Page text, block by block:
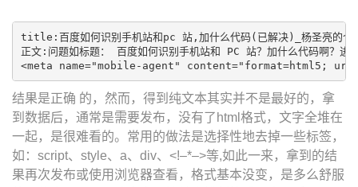
title:百度如何识别手机站和pc 站,加什么代码(已解决)_杨圣亮的个
正文:问题如标题： 百度如何识别手机站和 PC 站？加什么代码啊
<meta name="mobile-agent" content="format=html5;
结果是正确 的，然而，得到纯文本其实并不是最好的，拿
到数据后，通常是需要发布，没有了html格式，文字全堆在
一起，是很难看的。常用的做法是选择性地去掉一些标签，
如：script、style、a、div、<!–*–>等,如此一来，拿到的结
果再次发布或使用浏览器查看，格式基本没变，是多么舒服